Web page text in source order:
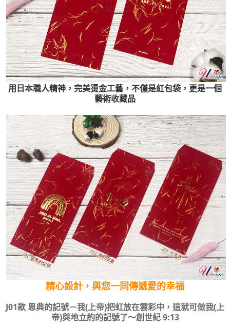
用日本職人精神，完美燙金工藝，不僅是紅包袋，更是一個
藝術收藏品
精心設計，與您一同傳遞愛的幸福
J01款 恩典的記號－我(上帝)把虹放在雲彩中，這就可做我(上
帝)與地立約的記號了～創世紀 9:13